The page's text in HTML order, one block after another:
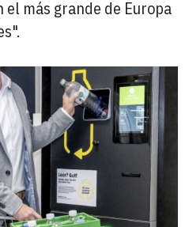
el más grande de Europa